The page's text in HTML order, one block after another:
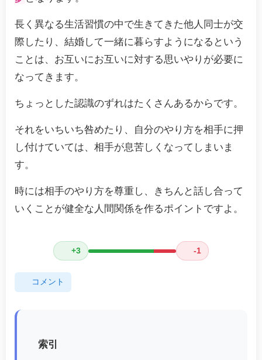
長く異なる生活習慣の中で生きてきた他人同士が交
際したり、結婚して一緒に暮らすようになるという
ことは、お互いにお互いに対する思いやりが必要に
なってきます。
ちょっとした認識のずれはたくさんあるからです。
それをいちいち咎めたり、自分のやり方を相手に押
し付けていては、相手が息苦しくなってしまいま
す。
時には相手のやり方を尊重し、きちんと話し合って
いくことが健全な人間関係を作るポイントですよ。
+3 -1
コメント
索引